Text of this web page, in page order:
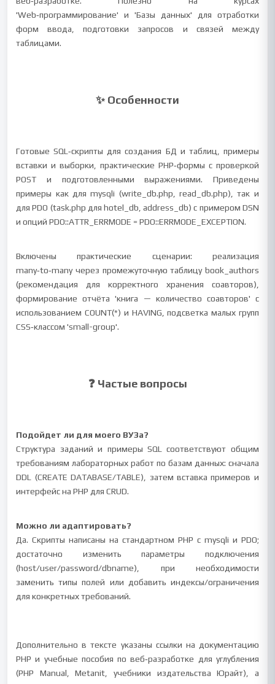
'Web‑программирование' и 'Базы данных' для отработки
форм ввода, подготовки запросов и связей между
таблицами.
✨ Особенности
Готовые SQL‑скрипты для создания БД и таблиц, примеры
вставки и выборки, практические PHP‑формы с проверкой
POST и подготовленными выражениями. Приведены
примеры как для mysqli (write_db.php, read_db.php), так и
для PDO (task.php для hotel_db, address_db) с примером DSN
и опций PDO::ATTR_ERRMODE = PDO::ERRMODE_EXCEPTION.
Включены практические сценарии: реализация
many‑to‑many через промежуточную таблицу book_authors
(рекомендация для корректного хранения соавторов),
формирование отчёта 'книга — количество соавторов' с
использованием COUNT(*) и HAVING, подсветка малых групп
CSS‑классом 'small-group'.
❓ Частые вопросы
Подойдет ли для моего ВУЗа?
Структура заданий и примеры SQL соответствуют общим
требованиям лабораторных работ по базам данных: сначала
DDL (CREATE DATABASE/TABLE), затем вставка примеров и
интерфейс на PHP для CRUD.
Можно ли адаптировать?
Да. Скрипты написаны на стандартном PHP с mysqli и PDO;
достаточно изменить параметры подключения
(host/user/password/dbname), при необходимости
заменить типы полей или добавить индексы/ограничения
для конкретных требований.
Дополнительно в тексте указаны ссылки на документацию
PHP и учебные пособия по веб‑разработке для углубления
(PHP Manual, Metanit, учебники издательства Юрайт), а